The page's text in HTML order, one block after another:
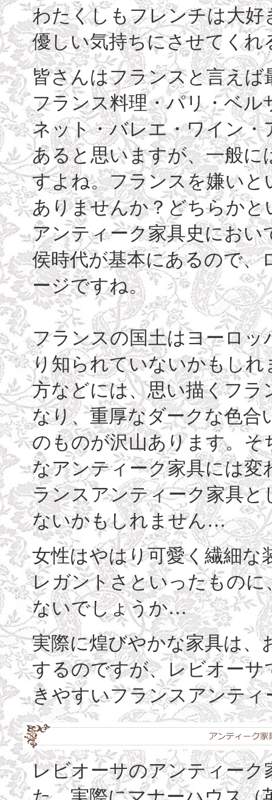
わたくしもフレンチは大
優しい気持ちにさせてく
皆さんはフランスと言え
フランス料理・パリ・ベ
ネット・バレエ・ワイン
あると思いますが、一般
すよね。フランスを嫌い
ありませんか？どちらか
アンティーク家具史にお
侯時代が基本にあるので
ージですね。
フランスの国土はヨーロ
り知られていないかもし
方などには、思い描くフ
なり、重厚なダークな色合
のものが沢山あります。
なアンティーク家具には
ランスアンティーク家具
ないかもしれません…
女性はやはり可愛く繊細な
レガントさといったもの
ないでしょうか…
実際に煌びやかな家具は
するのですが、レビオー
きやすいフランスアンテ
レビオーサのアンティーク